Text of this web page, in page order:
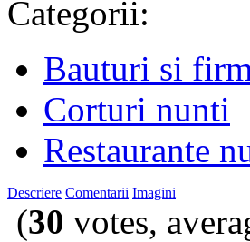
Categorii:
Bauturi si
Corturi nunti
Restaurante
Descriere Comentarii Imagini
(30 votes,